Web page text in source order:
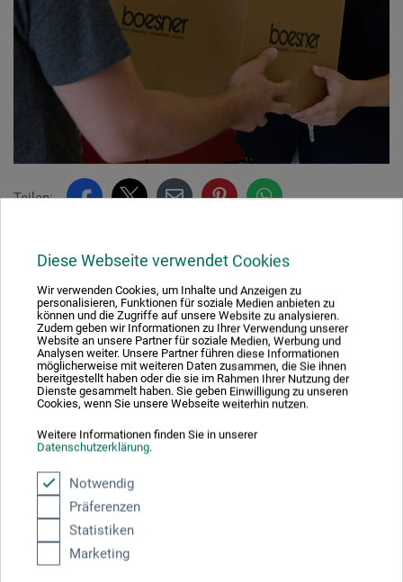
Diese Webseite verwendet Cookies
Wir verwenden Cookies, um Inhalte und Anzeigen zu
personalisieren, Funktionen für soziale Medien anbieten zu
können und die Zugriffe auf unsere Website zu analysieren.
Zudem geben wir Informationen zu Ihrer Verwendung unserer
Website an unsere Partner für soziale Medien, Werbung und
Analysen weiter. Unsere Partner führen diese Informationen
möglicherweise mit weiteren Daten zusammen, die Sie ihnen
bereitgestellt haben oder die sie im Rahmen Ihrer Nutzung der
Dienste gesammelt haben. Sie geben Einwilligung zu unseren
Cookies, wenn Sie unsere Webseite weiterhin nutzen.
Weitere Informationen finden Sie in unserer
Datenschutzerklärung.
Notwendig
Präferenzen
Statistiken
Marketing
Teilen:
Ausgezeichnet sicher
Nachhaltig einkaufen
Mit diesem Logo möchten wir zeigen, dass wir Kunde bei Der Grüne Punkt –
Duales System Deutschland GmbH sind und unsere Verkaufsverpackungen
für Deutschland am dualen System Der Grüne Punkt beteiligen.